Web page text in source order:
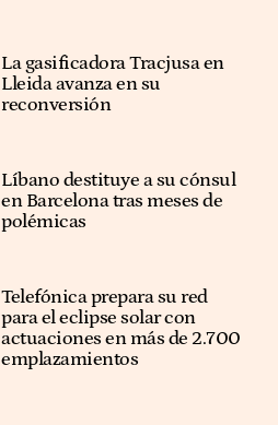
La gasificadora Tracjusa en
Lleida avanza en su
reconversión
Líbano destituye a su cónsul
en Barcelona tras meses de
polémicas
Telefónica prepara su red
para el eclipse solar con
actuaciones en más de 2.700
emplazamientos